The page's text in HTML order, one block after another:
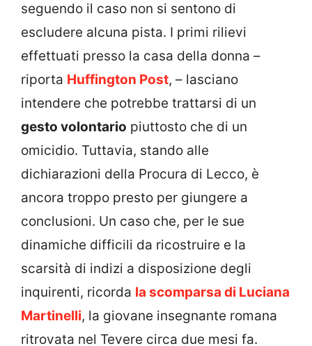
seguendo il caso non si sentono di
escludere alcuna pista. I primi rilievi
effettuati presso la casa della donna –
riporta Huffington Post, – lasciano
intendere che potrebbe trattarsi di un
gesto volontario piuttosto che di un
omicidio. Tuttavia, stando alle
dichiarazioni della Procura di Lecco, è
ancora troppo presto per giungere a
conclusioni. Un caso che, per le sue
dinamiche difficili da ricostruire e la
scarsità di indizi a disposizione degli
inquirenti, ricorda la scomparsa di Luciana
Martinelli, la giovane insegnante romana
ritrovata nel Tevere circa due mesi fa.